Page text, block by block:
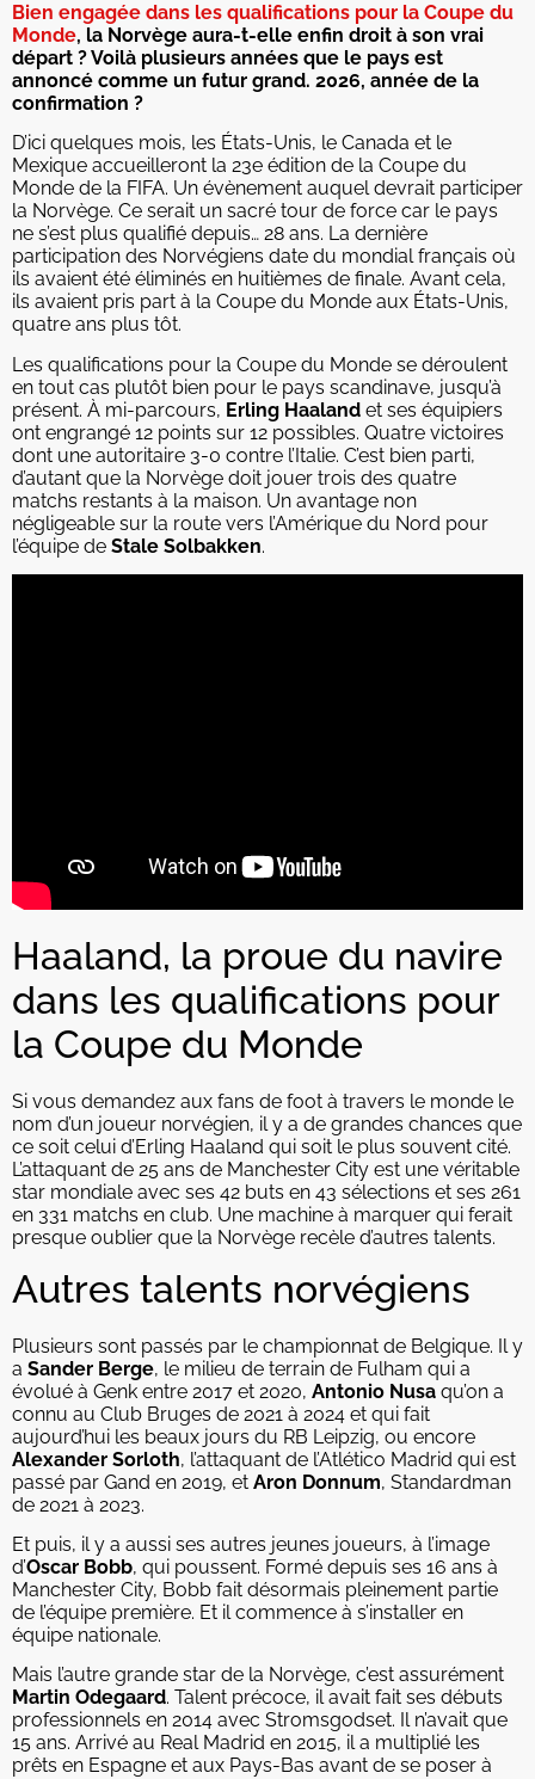
Bien engagée dans les qualifications pour la Coupe du
Monde, la Norvège aura-t-elle enfin droit à son vrai
départ ? Voilà plusieurs années que le pays est
annoncé comme un futur grand. 2026, année de la
confirmation ?
D’ici quelques mois, les États-Unis, le Canada et le
Mexique accueilleront la 23e édition de la Coupe du
Monde de la FIFA. Un évènement auquel devrait participer
la Norvège. Ce serait un sacré tour de force car le pays
ne s’est plus qualifié depuis… 28 ans. La dernière
participation des Norvégiens date du mondial français où
ils avaient été éliminés en huitièmes de finale. Avant cela,
ils avaient pris part à la Coupe du Monde aux États-Unis,
quatre ans plus tôt.
Les qualifications pour la Coupe du Monde se déroulent
en tout cas plutôt bien pour le pays scandinave, jusqu’à
présent. À mi-parcours, Erling Haaland et ses équipiers
ont engrangé 12 points sur 12 possibles. Quatre victoires
dont une autoritaire 3-0 contre l’Italie. C’est bien parti,
d’autant que la Norvège doit jouer trois des quatre
matchs restants à la maison. Un avantage non
négligeable sur la route vers l’Amérique du Nord pour
l’équipe de Stale Solbakken.
Haaland, la proue du navire
dans les qualifications pour
la Coupe du Monde
Si vous demandez aux fans de foot à travers le monde le
nom d’un joueur norvégien, il y a de grandes chances que
ce soit celui d’Erling Haaland qui soit le plus souvent cité.
L’attaquant de 25 ans de Manchester City est une véritable
star mondiale avec ses 42 buts en 43 sélections et ses 261
en 331 matchs en club. Une machine à marquer qui ferait
presque oublier que la Norvège recèle d’autres talents.
Autres talents norvégiens
Plusieurs sont passés par le championnat de Belgique. Il y
a Sander Berge, le milieu de terrain de Fulham qui a
évolué à Genk entre 2017 et 2020, Antonio Nusa qu’on a
connu au Club Bruges de 2021 à 2024 et qui fait
aujourd’hui les beaux jours du RB Leipzig, ou encore
Alexander Sorloth, l’attaquant de l’Atlético Madrid qui est
passé par Gand en 2019, et Aron Donnum, Standardman
de 2021 à 2023.
Et puis, il y a aussi ses autres jeunes joueurs, à l’image
d’Oscar Bobb, qui poussent. Formé depuis ses 16 ans à
Manchester City, Bobb fait désormais pleinement partie
de l’équipe première. Et il commence à s’installer en
équipe nationale.
Mais l’autre grande star de la Norvège, c’est assurément
Martin Odegaard. Talent précoce, il avait fait ses débuts
professionnels en 2014 avec Stromsgodset. Il n’avait que
15 ans. Arrivé au Real Madrid en 2015, il a multiplié les
prêts en Espagne et aux Pays-Bas avant de se poser à